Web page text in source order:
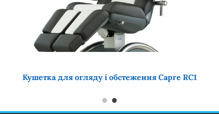
Кушетка для огляду і обстеження Capre RC1